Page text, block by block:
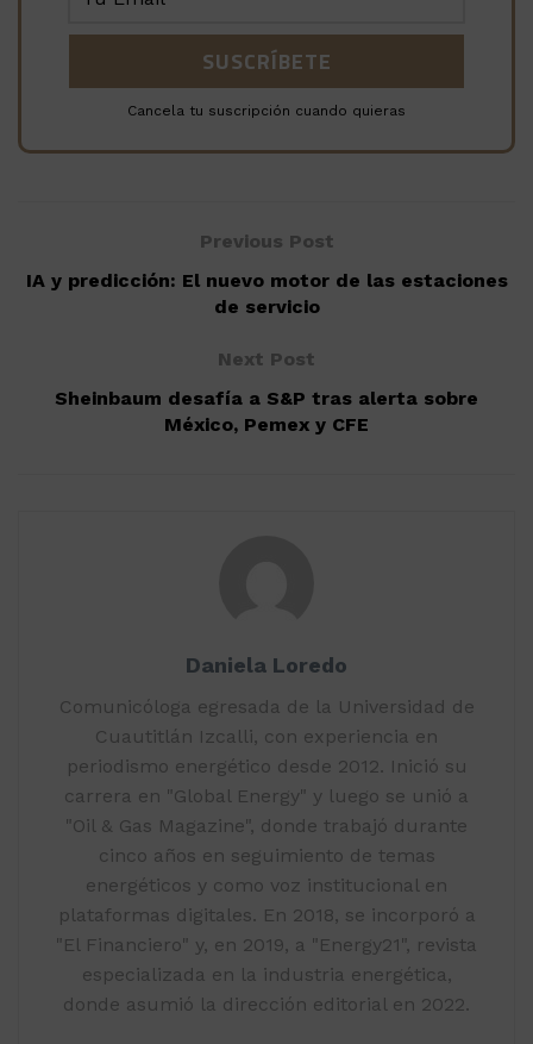
Cancela tu suscripción cuando quieras
Previous Post
IA y predicción: El nuevo motor de las estaciones
de servicio
Next Post
Sheinbaum desafía a S&P tras alerta sobre
México, Pemex y CFE
Daniela Loredo
Comunicóloga egresada de la Universidad de
Cuautitlán Izcalli, con experiencia en
periodismo energético desde 2012. Inició su
carrera en "Global Energy" y luego se unió a
"Oil & Gas Magazine", donde trabajó durante
cinco años en seguimiento de temas
energéticos y como voz institucional en
plataformas digitales. En 2018, se incorporó a
"El Financiero" y, en 2019, a "Energy21", revista
especializada en la industria energética,
donde asumió la dirección editorial en 2022.